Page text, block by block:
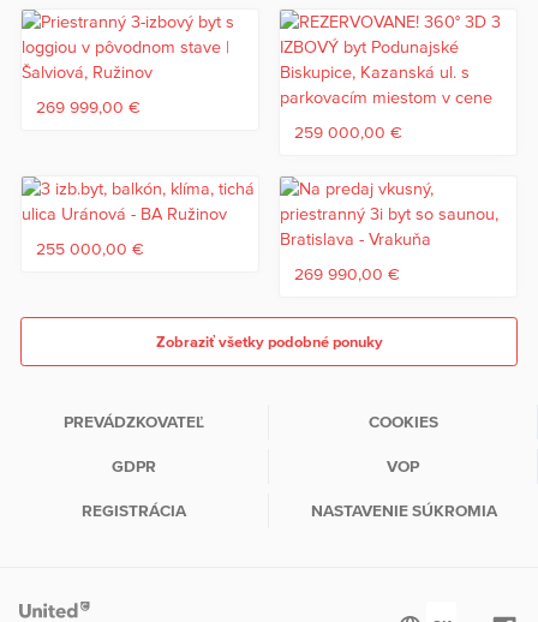
269 999,00 €
259 000,00 €
255 000,00 €
269 990,00 €
Zobraziť všetky podobné ponuky
PREVÁDZKOVATEĽ COOKIES
GDPR VOP
REGISTRÁCIA NASTAVENIE SÚKROMIA